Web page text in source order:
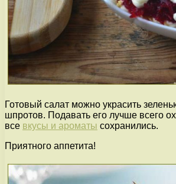
Готовый салат можно украсить
шпротов. Подавать его лучше всего
все вкусы и ароматы сохранились.
Приятного аппетита!